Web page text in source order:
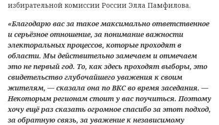
избирательной комиссии России Элла Памфилова.
«Благодарю вас за такое максимально ответственное
и серьёзное отношение, за понимание важности
электоральных процессов, которые проходят в
области. Мы действительно замечаем и отмечаем
это не первый год. То, как здесь проходят выборы, это
свидетельство глубочайшего уважения к своим
жителям, — сказала она по ВКС во время заседания. —
Некоторым регионам стоит у вас поучиться. Поэтому
хочу ещё раз сказать огромное спасибо за этот подход,
за обратную связь, за уважение к независимому